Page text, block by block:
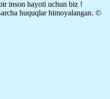
inson hayoti uchun biz !
huquqlar himoyalangan. ©